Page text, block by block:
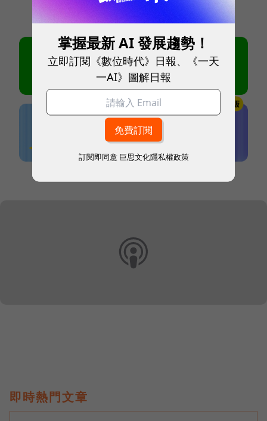
即時熱門文章
掌握最新 AI 發展趨勢！
立即訂閱《數位時代》日報、《一天
一AI》圖解日報
訂閱即同意 巨思文化隱私權政策